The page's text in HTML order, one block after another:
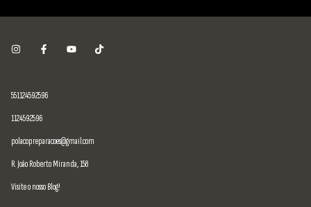
551124592596
1124592596
polacopreparacoes@gmail.com
R. João Roberto Miranda, 158
Visite o nosso Blog!